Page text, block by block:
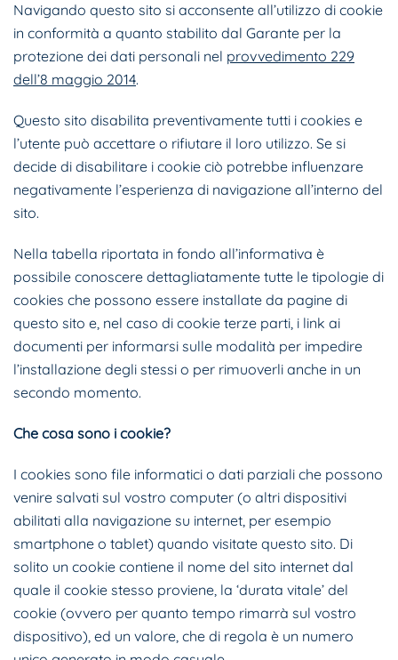
Navigando questo sito si acconsente all’utilizzo di cookie
in conformità a quanto stabilito dal Garante per la
protezione dei dati personali nel provvedimento 229
dell’8 maggio 2014.
Questo sito disabilita preventivamente tutti i cookies e
l’utente può accettare o rifiutare il loro utilizzo. Se si
decide di disabilitare i cookie ciò potrebbe influenzare
negativamente l’esperienza di navigazione all’interno del
sito.
Nella tabella riportata in fondo all’informativa è
possibile conoscere dettagliatamente tutte le tipologie di
cookies che possono essere installate da pagine di
questo sito e, nel caso di cookie terze parti, i link ai
documenti per informarsi sulle modalità per impedire
l’installazione degli stessi o per rimuoverli anche in un
secondo momento.
Che cosa sono i cookie?
I cookies sono file informatici o dati parziali che possono
venire salvati sul vostro computer (o altri dispositivi
abilitati alla navigazione su internet, per esempio
smartphone o tablet) quando visitate questo sito. Di
solito un cookie contiene il nome del sito internet dal
quale il cookie stesso proviene, la ‘durata vitale’ del
cookie (ovvero per quanto tempo rimarrà sul vostro
dispositivo), ed un valore, che di regola è un numero